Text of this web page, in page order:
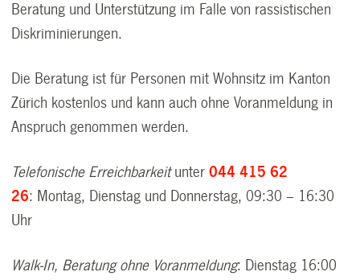
Beratung und Unterstützung im Falle von rassistischen
Diskriminierungen.
Die Beratung ist für Personen mit Wohnsitz im Kanton
Zürich kostenlos und kann auch ohne Voranmeldung in
Anspruch genommen werden.
Telefonische Erreichbarkeitunter044 415 62
26: Montag, Dienstag und Donnerstag, 09:30 – 16:30
Uhr
Walk-In, Beratung ohne Voranmeldung: Dienstag 16:00